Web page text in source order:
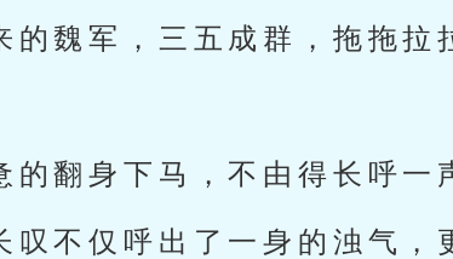
的魏军，三五成群，拖拖拉
的翻身下马，不由得长呼一
叹不仅呼出了一身的浊气，